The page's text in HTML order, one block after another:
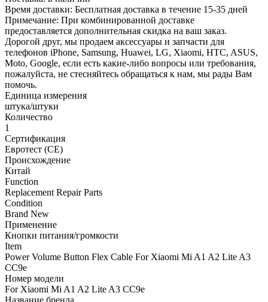
Время доставки: Бесплатная доставка в течение 15-35 дней
Примечание: При комбинированной доставке
предоставляется дополнительная скидка на ваш заказ.
Дорогой друг, мы продаем аксессуары и запчасти для
телефонов iPhone, Samsung, Huawei, LG, Xiaomi, HTC, ASUS,
Moto, Google, если есть какие-либо вопросы или требования,
пожалуйста, не стесняйтесь обращаться к нам, мы рады Вам
помочь.
Единица измерения
штука/штуки
Количество
1
Сертификация
Евротест (СЕ)
Происхождение
Китай
Function
Replacement Repair Parts
Condition
Brand New
Применение
Кнопки питания/громкости
Item
Power Volume Button Flex Cable For Xiaomi Mi A1 A2 Lite A3
CC9e
Номер модели
For Xiaomi Mi A1 A2 Lite A3 CC9e
Название бренда